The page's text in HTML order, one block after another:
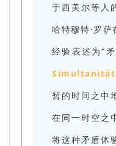
于西美尔等人
哈特穆特·罗
经验表述为“
Simultanität
暂的时间之中
在同一时空之
将这种矛盾体